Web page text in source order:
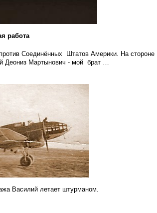
работа
Соединённых Штатов Америки. На
Деониз Мартынович - мой брат …
Василий летает штурманом.